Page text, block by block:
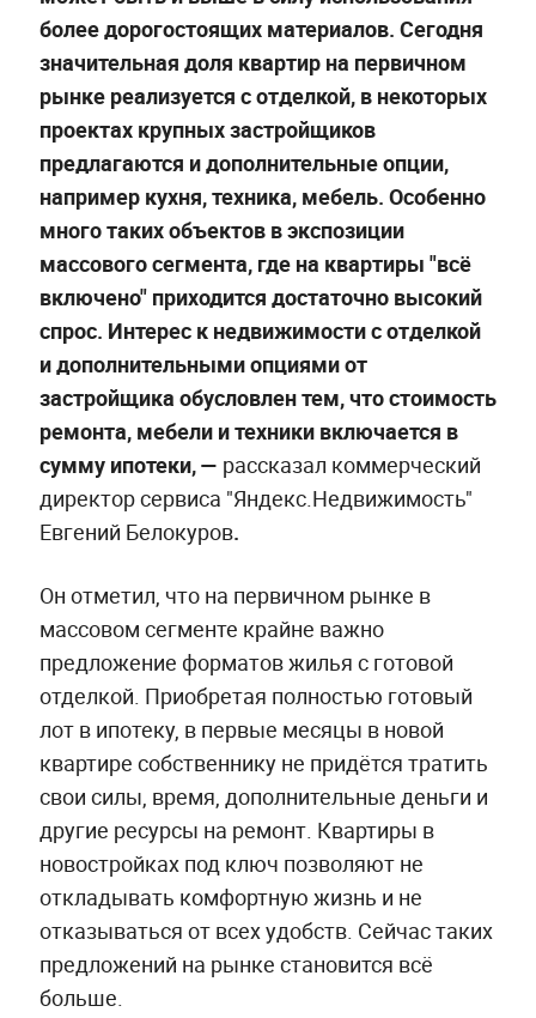
более дорогостоящих материалов. Сегодня
значительная доля квартир на первичном
рынке реализуется с отделкой, в некоторых
проектах крупных застройщиков
предлагаются и дополнительные опции,
например кухня, техника, мебель. Особенно
много таких объектов в экспозиции
массового сегмента, где на квартиры "всё
включено" приходится достаточно высокий
спрос. Интерес к недвижимости с отделкой
и дополнительными опциями от
застройщика обусловлен тем, что стоимость
ремонта, мебели и техники включается в
сумму ипотеки,— рассказал коммерческий
директор сервиса "Яндекс.Недвижимость"
Евгений Белокуров.
Он отметил, что на первичном рынке в
массовом сегменте крайне важно
предложение форматов жилья с готовой
отделкой. Приобретая полностью готовый
лот в ипотеку, в первые месяцы в новой
квартире собственнику не придётся тратить
свои силы, время, дополнительные деньги и
другие ресурсы на ремонт. Квартиры в
новостройках под ключ позволяют не
откладывать комфортную жизнь и не
отказываться от всех удобств. Сейчас таких
предложений на рынке становится всё
больше.